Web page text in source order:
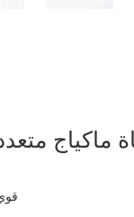
ماكياج